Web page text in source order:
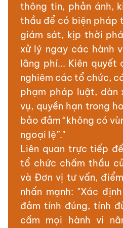
thông tin, phản ánh,
thầu để có biện pháp
giám sát, kịp thời
xử lý ngay các hành
lãng phí... Kiên quyết
nghiêm các tổ chức,
phạm pháp luật, dàn
vụ, quyền hạn trong
bảo đảm “không có
ngoại lệ”."
Liên quan trực tiếp
tổ chức chấm thầu
và Đơn vị tư vấn,
nhấn mạnh: "Xác
đảm tính đúng, tính
cấm mọi hành vi